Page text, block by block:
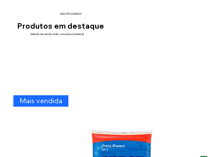
MAIS PROCURADOS
Produtos em destaque
Seleção de cestas e kits com preço imbatível.
Mais vendida